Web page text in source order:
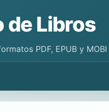
de Libros
PDF, EPUB y MOBI